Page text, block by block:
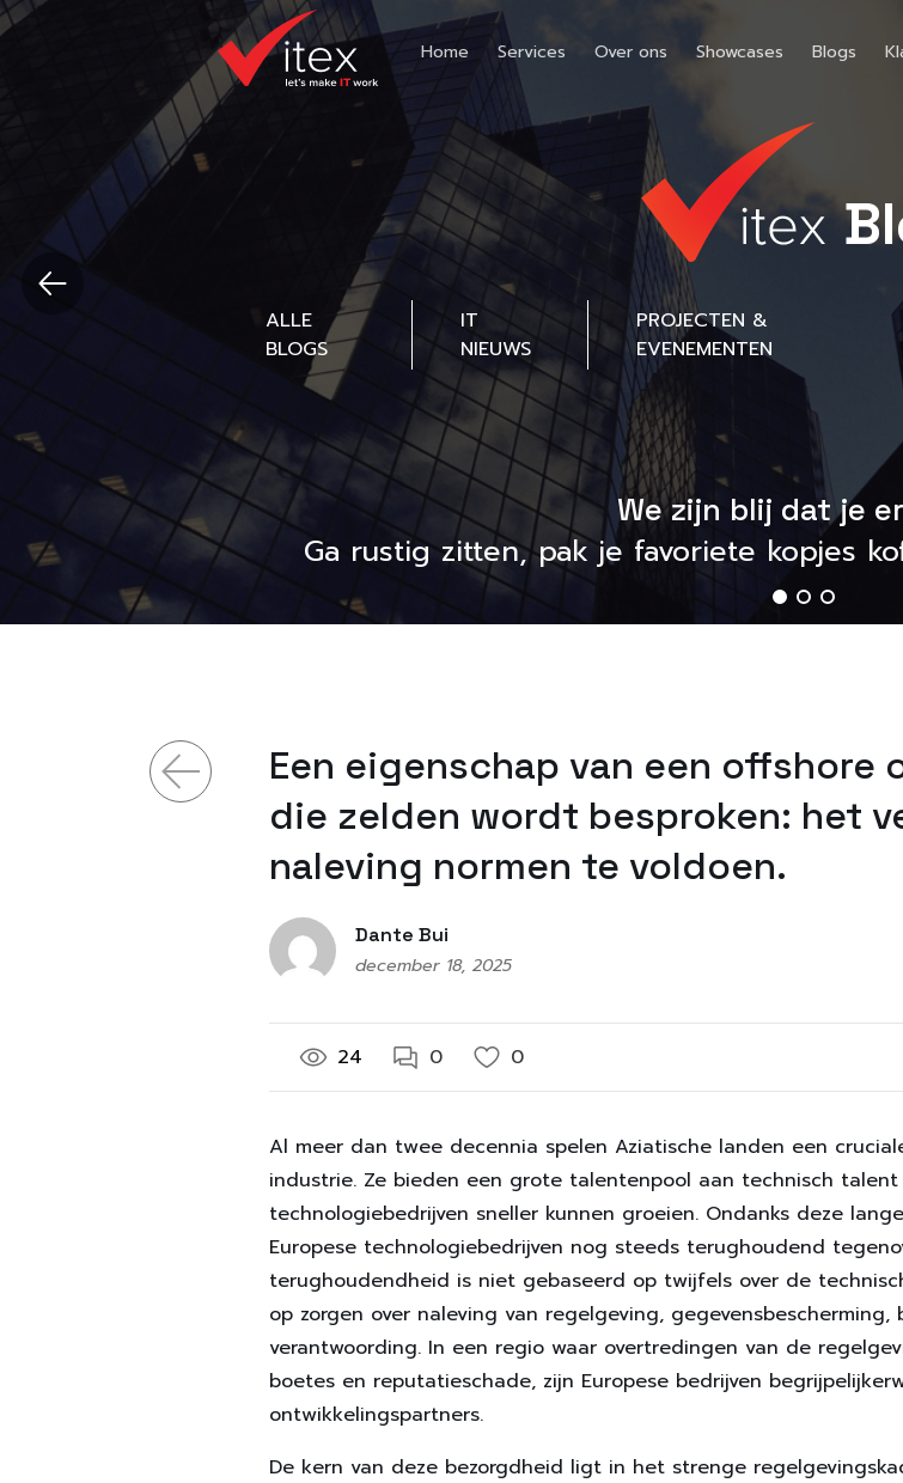
Home Services Over ons Showcases Blogs
ALLE
BLOGS
IT
NIEUWS
PROJECTEN &
EVENEMENTEN
We zijn blij dat je
Ga rustig zitten, pak je favoriete kopjes
Een eigenschap van een
die zelden wordt besproken: het
naleving normen te voldoen.
Dante Bui
december 18, 2025
24 0 0
Al meer dan twee decennia spelen Aziatische landen een
industrie. Ze bieden een grote talentenpool aan technisch
technologiebedrijven sneller kunnen groeien. Ondanks deze
Europese technologiebedrijven nog steeds terughoudend
terughoudendheid is niet gebaseerd op twijfels over de
op zorgen over naleving van regelgeving,
verantwoording. In een regio waar overtredingen van de
boetes en reputatieschade, zijn Europese bedrijven
ontwikkelingspartners.
De kern van deze bezorgdheid ligt in het strenge